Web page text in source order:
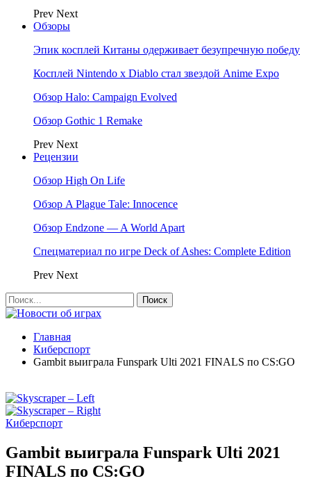
Prev Next
Обзоры
Эпик косплей Китаны одерживает безупречную победу
Косплей Nintendo x Diablo стал звездой Anime Expo
Обзор Halo: Campaign Evolved
Обзор Gothic 1 Remake
Prev Next
Рецензии
Обзор High On Life
Обзор A Plague Tale: Innocence
Обзор Endzone — A World Apart
Спецматериал по игре Deck of Ashes: Complete Edition
Prev Next
Главная
Киберспорт
Gambit выиграла Funspark Ulti 2021 FINALS по CS:GO
Киберспорт
Gambit выиграла Funspark Ulti 2021
FINALS по CS:GO